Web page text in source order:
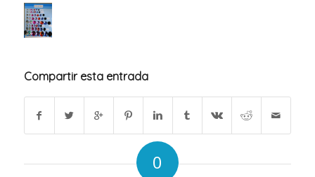
Compartir esta entrada
0